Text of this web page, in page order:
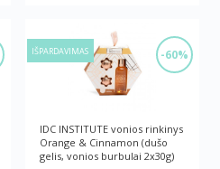
-60%
IŠPARDAVIMAS
IDC INSTITUTE vonios rinkinys
Orange & Cinnamon (dušo
gelis, vonios burbulai 2x30g)